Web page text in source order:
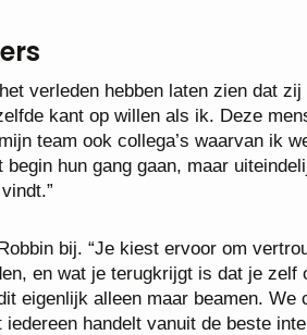
verleden hebben laten zien dat
kant op willen als ik. Deze
team ook collega’s waarvan ik
hun gang gaan, maar
bij. “Je kiest ervoor om
en wat je terugkrijgt is dat je zelf
eigenlijk alleen maar beamen. We
handelt vanuit de beste